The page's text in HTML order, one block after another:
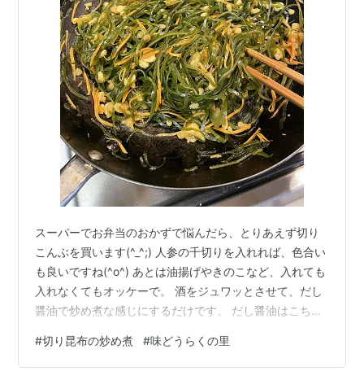
スーパーでお弁当のおかずで悩んだら、とりあえず切り
こんぶを買います(^_^;) 人参の千切りを入れれば、色合い
も良いですね(^o^) あとは油揚げやきのこなど、入れても
入れなくてもオッケーで。 酒をジュワッとさせて、だし
醤油で炒め煮な感じにするだけです。 だし醤油はこちら
トル 1ケース（6本入り）賞味期限2024.4.20 東北醤油
#切り昆布の炒め煮 #味どうらくの里